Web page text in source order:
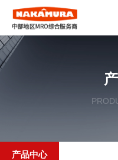
产品中心